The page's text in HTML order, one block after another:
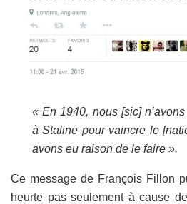
« En 1940, nous [sic]
à Staline pour vaincre le
avons eu raison de le faire ».
Ce message de François Fillon
heurte pas seulement à cause